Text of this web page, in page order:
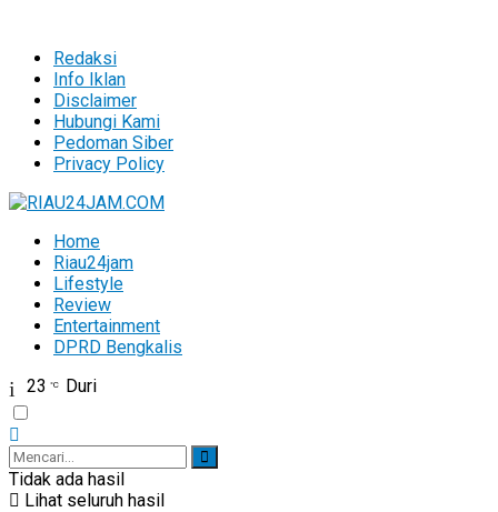
Redaksi
Info Iklan
Disclaimer
Hubungi Kami
Pedoman Siber
Privacy Policy
Home
Riau24jam
Lifestyle
Review
Entertainment
DPRD Bengkalis
23 °C Duri
Tidak ada hasil
Lihat seluruh hasil